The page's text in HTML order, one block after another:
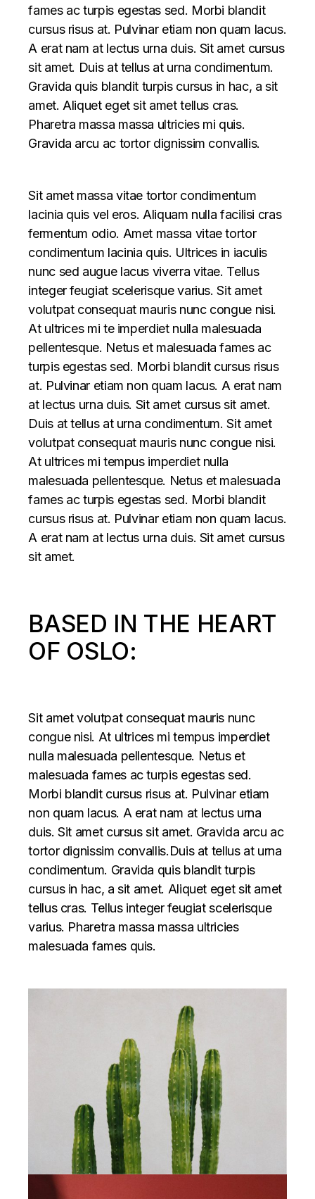
fames ac turpis egestas sed. Morbi blandit
cursus risus at. Pulvinar etiam non quam lacus.
A erat nam at lectus urna duis. Sit amet cursus
sit amet. Duis at tellus at urna condimentum.
Gravida quis blandit turpis cursus in hac, a sit
amet. Aliquet eget sit amet tellus cras.
Pharetra massa massa ultricies mi quis.
Gravida arcu ac tortor dignissim convallis.
Sit amet massa vitae tortor condimentum
lacinia quis vel eros. Aliquam nulla facilisi cras
fermentum odio. Amet massa vitae tortor
condimentum lacinia quis. Ultrices in iaculis
nunc sed augue lacus viverra vitae. Tellus
integer feugiat scelerisque varius. Sit amet
volutpat consequat mauris nunc congue nisi.
At ultrices mi te imperdiet nulla malesuada
pellentesque. Netus et malesuada fames ac
turpis egestas sed. Morbi blandit cursus risus
at. Pulvinar etiam non quam lacus. A erat nam
at lectus urna duis. Sit amet cursus sit amet.
Duis at tellus at urna condimentum. Sit amet
volutpat consequat mauris nunc congue nisi.
At ultrices mi tempus imperdiet nulla
malesuada pellentesque. Netus et malesuada
fames ac turpis egestas sed. Morbi blandit
cursus risus at. Pulvinar etiam non quam lacus.
A erat nam at lectus urna duis. Sit amet cursus
sit amet.
BASED IN THE HEART
OF OSLO:
Sit amet volutpat consequat mauris nunc
congue nisi. At ultrices mi tempus imperdiet
nulla malesuada pellentesque. Netus et
malesuada fames ac turpis egestas sed.
Morbi blandit cursus risus at. Pulvinar etiam
non quam lacus. A erat nam at lectus urna
duis. Sit amet cursus sit amet. Gravida arcu ac
tortor dignissim convallis.Duis at tellus at urna
condimentum. Gravida quis blandit turpis
cursus in hac, a sit amet. Aliquet eget sit amet
tellus cras. Tellus integer feugiat scelerisque
varius. Pharetra massa massa ultricies
malesuada fames quis.